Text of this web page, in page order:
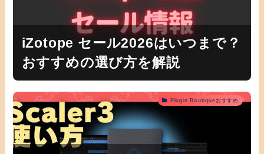
iZotope セール2026はいつまで？
おすすめの選び方を解説
Plugin Boutiqueおすすめ